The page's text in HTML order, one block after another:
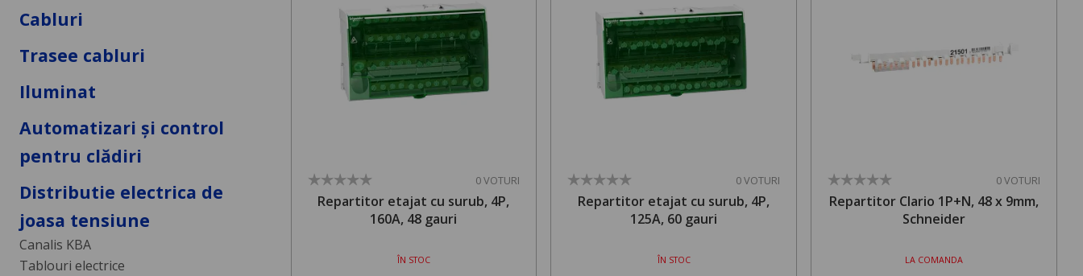
Cabluri
Trasee cabluri
Iluminat
Automatizari și control
pentru clădiri
Distributie electrica de
joasa tensiune
Canalis KBA
Tablouri electrice
0 VOTURI
Repartitor etajat cu surub, 4P,
160A, 48 gauri
ÎN STOC
0 VOTURI
Repartitor etajat cu surub, 4P,
125A, 60 gauri
ÎN STOC
0 VOTURI
Repartitor Clario 1P+N, 48 x 9mm,
Schneider
LA COMANDA